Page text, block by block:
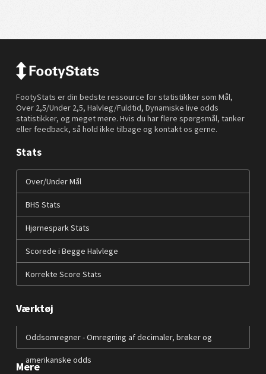
FootyStats er din bedste ressource for statistikker som Mål,
Over 2,5/Under 2,5, Halvleg/Fuldtid, Dynamiske live odds
statistikker, og meget mere. Hvis du har flere spørgsmål, tanker
eller feedback, så hold ikke tilbage og kontakt os gerne.
Stats
Over/Under Mål
BHS Stats
Hjørnespark Stats
Scorede i Begge Halvlege
Korrekte Score Stats
Værktøj
Oddsomregner - Omregning af decimaler, brøker og
amerikanske odds
Mere